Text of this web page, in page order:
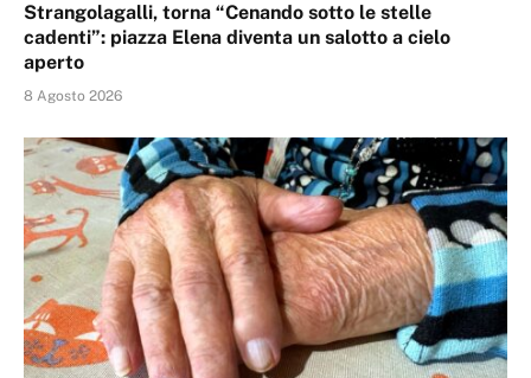
Strangolagalli, torna “Cenando sotto le stelle
cadenti”: piazza Elena diventa un salotto a cielo
aperto
8 Agosto 2026